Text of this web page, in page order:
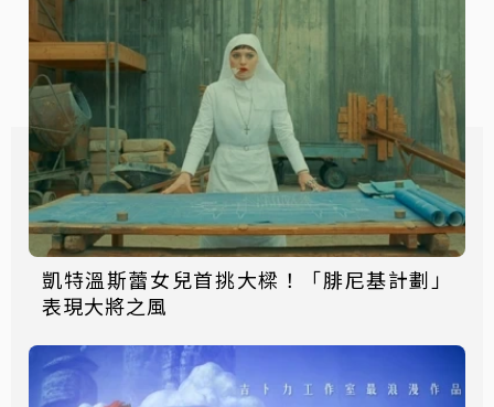
凱特溫斯蕾女兒首挑大樑！「腓尼基計劃」
表現大將之風